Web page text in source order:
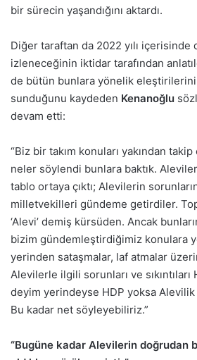
bir sürecin yaşandığını aktardı.
Diğer taraftan da 2022 yılı içerisinde
izleneceğinin iktidar tarafından
de bütün bunlara yönelik
sunduğunu kaydeden Kenanoğlu
devam etti:
“Biz bir takım konuları yakından
neler söylendi bunlara baktık.
tablo ortaya çıktı; Alevilerin
milletvekilleri gündeme getirdiler.
‘Alevi’ demiş kürsüden. Ancak
bizim gündemleştirdiğimiz konulara
yerinden sataşmalar, laf atmalar
Alevilerle ilgili sorunları ve
deyim yerindeyse HDP yoksa Alevilik
Bu kadar net söyleyebiliriz.”
“Bugüne kadar Alevilerin doğrudan